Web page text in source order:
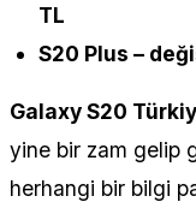
TL
S20 Plus –
Galaxy S20
yine bir zam gelip
herhangi bir bilgi